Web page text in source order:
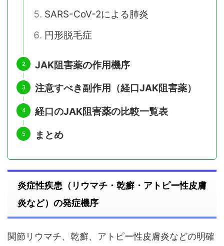
SARS-CoV-2による肺炎
円形脱毛症
JAK阻害薬の作用機序
注意すべき副作用（経口JAK阻害薬）
経口のJAK阻害薬の比較一覧表
まとめ
炎症性疾患（リウマチ・乾癬・アトピー性皮膚
炎など）の発症機序
関節リウマチ、乾癬、アトピー性皮膚炎などの明確